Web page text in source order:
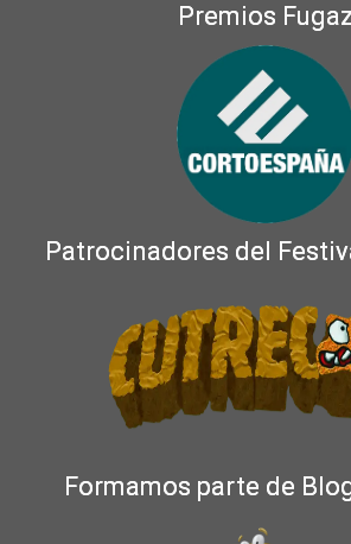
Premios Fugaz
Patrocinadores del
Formamos parte de